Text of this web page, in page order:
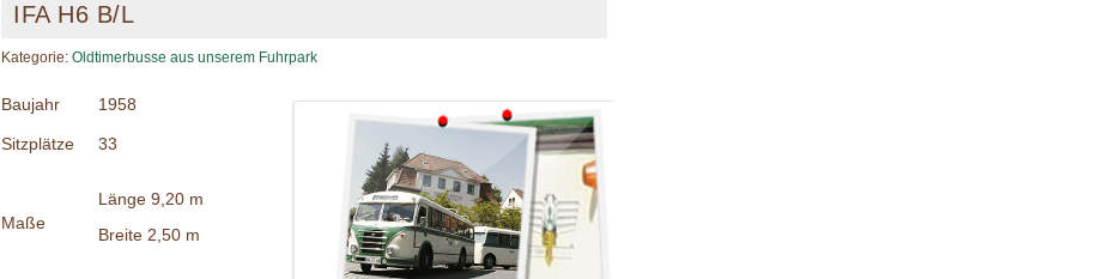
IFA H6 B/L
Kategorie: Oldtimerbusse aus unserem Fuhrpark
Baujahr 1958
Sitzplätze 33
Maße
Länge 9,20 m
Breite 2,50 m